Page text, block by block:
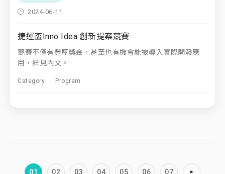
2024-06-11
捷運盃Inno Idea 創新提案競賽
競賽不僅有豐厚獎金，甚至也有機會能被導入實際開發應
用，詳見內文。
Category Program
01 02 03 04 05 06 07